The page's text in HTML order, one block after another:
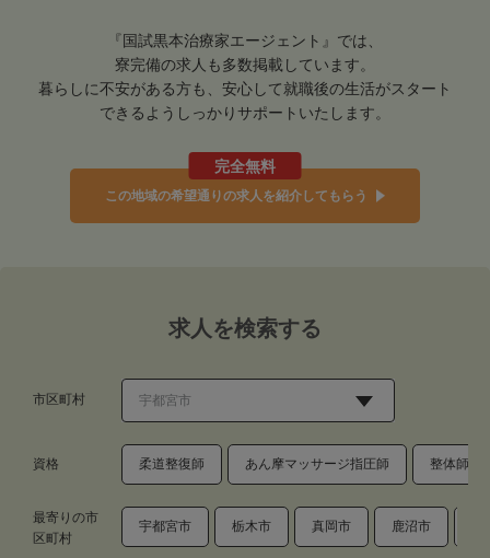
『国試黒本治療家エージェント』では、
寮完備の求人も多数掲載しています。
暮らしに不安がある方も、安心して就職後の生活がスタート
できるようしっかりサポートいたします。
完全無料
この地域の希望通りの求人を紹介してもらう
求人を検索する
市区町村
資格 柔道整復師 あん摩マッサージ指圧師 整体師・
最寄りの市
区町村
宇都宮市 栃木市 真岡市 鹿沼市